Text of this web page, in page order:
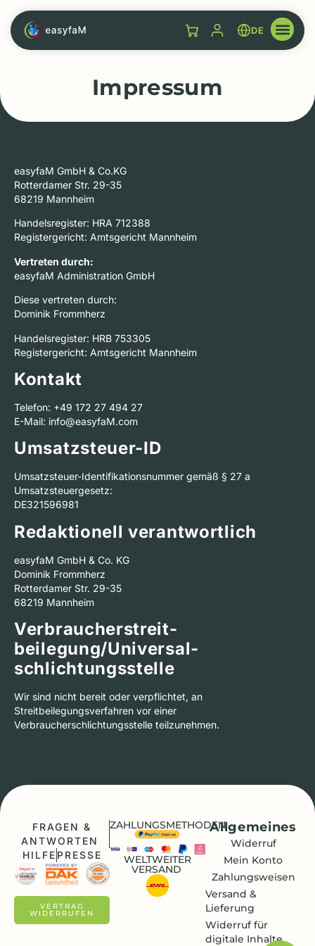
DE
Impressum
easyfaM GmbH & Co.KG
Rotterdamer Str. 29-35
68219 Mannheim
Handelsregister: HRA 712388
Registergericht: Amtsgericht Mannheim
Vertreten durch:
easyfaM Administration GmbH
Diese vertreten durch:
Dominik Frommherz
Handelsregister: HRB 753305
Registergericht: Amtsgericht Mannheim
Kontakt
Telefon: +49 172 27 494 27
E-Mail: info@easyfaM.com
Umsatzsteuer-ID
Umsatzsteuer-Identifikationsnummer gemäß § 27 a
Umsatzsteuergesetz:
DE321596981
Redaktionell verantwortlich
easyfaM GmbH & Co. KG
Dominik Frommherz
Rotterdamer Str. 29-35
68219 Mannheim
Verbraucher­streit­
beilegung/Universal­
schlichtungs­stelle
Wir sind nicht bereit oder verpflichtet, an
Streitbeilegungsverfahren vor einer
Verbraucherschlichtungsstelle teilzunehmen.
FRAGEN &
ANTWORTEN
HILFE PRESSE
VERTRAG
WIDERRUFEN
ZAHLUNGSMETHODEN
WELTWEITER
VERSAND
Allgemeines
Widerruf
Mein Konto
Zahlungsweisen
Versand &
Lieferung
Widerruf für
digitale Inhalte